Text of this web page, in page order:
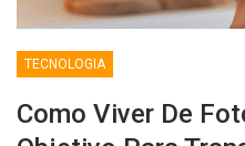
TECNOLOGIA
Como Viver De